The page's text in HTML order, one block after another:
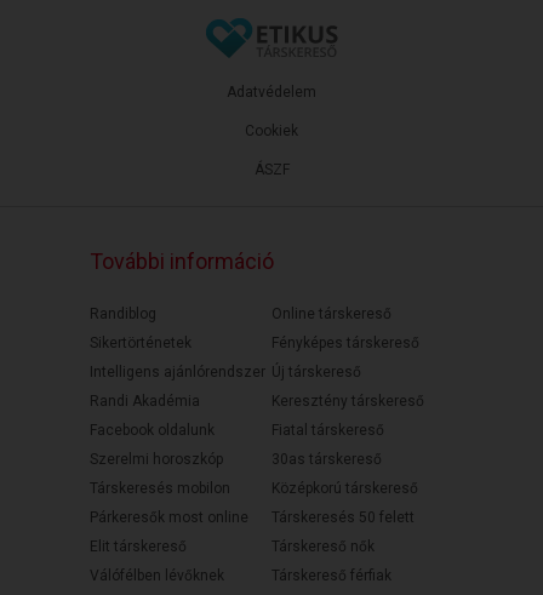
ÁSZF
Adatvédelem
Cookiek
További információ
Randiblog
Sikertörténetek
Intelligens ajánlórendszer
Randi Akadémia
Facebook oldalunk
Szerelmi horoszkóp
Társkeresés mobilon
Párkeresők most online
Elit társkereső
Válófélben lévőknek
Online társkereső
Fényképes társkereső
Új társkereső
Keresztény társkereső
Fiatal társkereső
30as társkereső
Középkorú társkereső
Társkeresés 50 felett
Társkereső nők
Társkereső férfiak